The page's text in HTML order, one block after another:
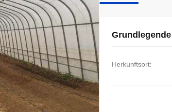
Herkunftsort: